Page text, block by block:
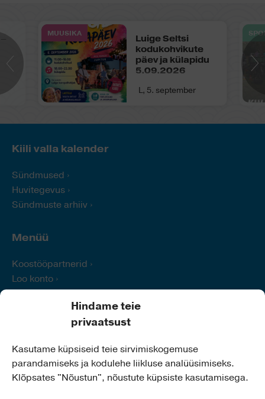
Hindame teie
privaatsust
Kasutame küpsiseid teie sirvimiskogemuse
parandamiseks ja kodulehe liikluse analüüsimiseks.
Klõpsates "Nõustun", nõustute küpsiste kasutamisega.
MUUSIKA
Luige Seltsi
kodukohvikute
päev ja külapidu
5.09.2026
L, 5. september
Kiili valla kalender
Sündmused
Huvitegevus
Sündmuste arhiiv
Menüü
Koostööpartnerid
Loo konto
Logi sisse
Kiili Vallavalitsus
Aadress:Nabala tee 2a,75401 Kiili